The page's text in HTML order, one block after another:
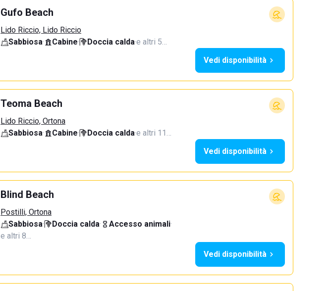
Gufo Beach
Lido Riccio, Lido Riccio
Sabbiosa· Cabine· Doccia calda·e altri 5…
Vedi disponibilità
Teoma Beach
Lido Riccio, Ortona
Sabbiosa· Cabine· Doccia calda·e altri 11…
Vedi disponibilità
Blind Beach
Postilli, Ortona
Sabbiosa· Doccia calda· Accesso animali·
e altri 8…
Vedi disponibilità